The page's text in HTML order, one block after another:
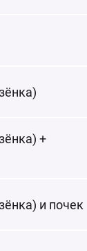
+
и почек